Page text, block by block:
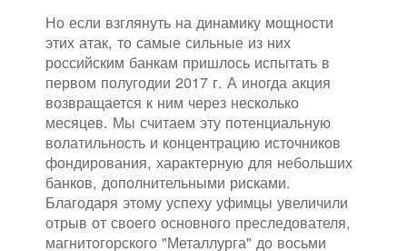
Но если взглянуть на динамику мощности
этих атак, то самые сильные из них
российским банкам пришлось испытать в
первом полугодии 2017 г. А иногда акция
возвращается к ним через несколько
месяцев. Мы считаем эту потенциальную
волатильность и концентрацию источников
фондирования, характерную для небольших
банков, дополнительными рисками.
Благодаря этому успеху уфимцы увеличили
отрыв от своего основного преследователя,
магнитогорского "Металлурга" до восьми